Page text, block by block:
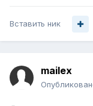
Вставить ник
mailex